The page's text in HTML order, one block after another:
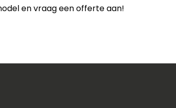
en vraag een offerte aan!